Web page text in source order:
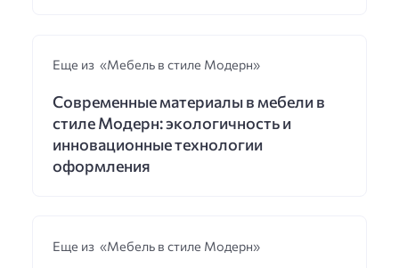
Еще из «Мебель в стиле Модерн»
Современные материалы в мебели в
стиле Модерн: экологичность и
инновационные технологии
оформления
Еще из «Мебель в стиле Модерн»